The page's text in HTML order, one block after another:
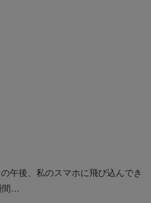
午後、私のスマホに飛び込んでき
間…